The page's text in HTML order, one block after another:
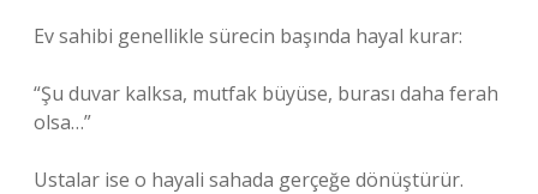
Ev sahibi genellikle sürecin başında hayal kurar:
“Şu duvar kalksa, mutfak büyüse, burası daha ferah
olsa…”
Ustalar ise o hayali sahada gerçeğe dönüştürür.